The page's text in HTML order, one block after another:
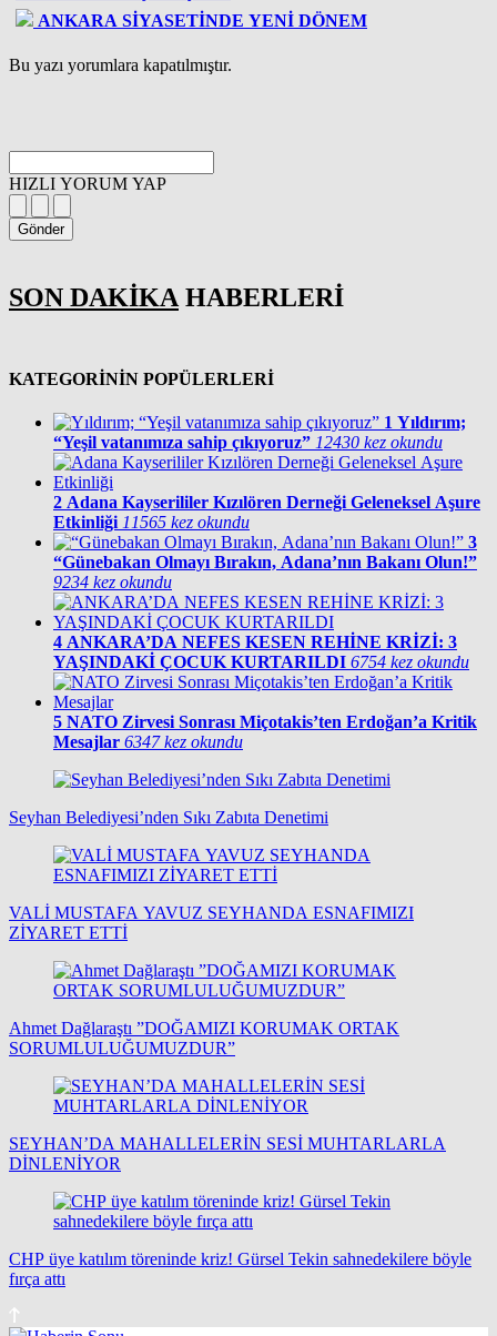
ANKARA SİYASETİNDE YENİ DÖNEM
Bu yazı yorumlara kapatılmıştır.
HIZLI YORUM YAP
Gönder
SON DAKİKA HABERLERİ
KATEGORİNİN POPÜLERLERİ
1 Yıldırım;
“Yeşil vatanımıza sahip çıkıyoruz” 12430 kez okundu
2 Adana Kayserililer Kızılören Derneği Geleneksel Aşure
Etkinliği 11565 kez okundu
3
“Günebakan Olmayı Bırakın, Adana’nın Bakanı Olun!”
9234 kez okundu
4 ANKARA’DA NEFES KESEN REHİNE KRİZİ: 3
YAŞINDAKİ ÇOCUK KURTARILDI 6754 kez okundu
5 NATO Zirvesi Sonrası Miçotakis’ten Erdoğan’a Kritik
Mesajlar 6347 kez okundu
Seyhan Belediyesi’nden Sıkı Zabıta Denetimi
VALİ MUSTAFA YAVUZ SEYHANDA ESNAFIMIZI
ZİYARET ETTİ
Ahmet Dağlaraştı ”DOĞAMIZI KORUMAK ORTAK
SORUMLULUĞUMUZDUR”
SEYHAN’DA MAHALLELERİN SESİ MUHTARLARLA
DİNLENİYOR
CHP üye katılım töreninde kriz! Gürsel Tekin sahnedekilere böyle
fırça attı